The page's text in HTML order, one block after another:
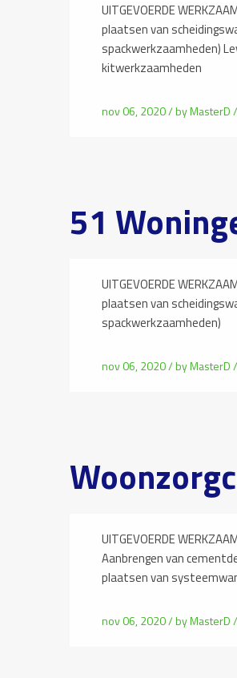
UITGEVOERDE
plaatsen van
spackwerkzaamheden)
kitwerkzaamheden
nov 06, 2020 /byMasterD/
51
UITGEVOERDE
plaatsen van
spackwerkzaamheden)
nov 06, 2020 /byMasterD/
UITGEVOERDE
Aanbrengen van
plaatsen van
nov 06, 2020 /byMasterD/